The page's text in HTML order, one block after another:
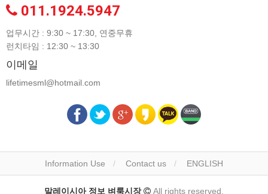
011.1924.5947
업무시간 : 9:30 ~ 17:30, 연중무휴
런치타임 : 12:30 ~ 13:30
이메일
lifetimesml@hotmail.com
Information Use Contact us ENGLISH
말레이시아 정보 벼룩시장 All rights reserved.